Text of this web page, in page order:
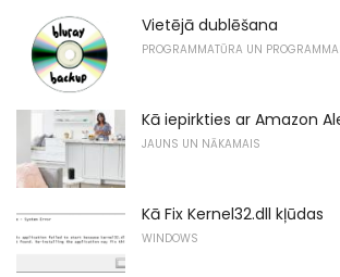
Vietējā dublēšana
PROGRAMMATŪRA UN
Kā iepirkties ar Amazon
JAUNS UN NĀKAMAIS
Kā Fix Kernel32.dll kļūdas
WINDOWS